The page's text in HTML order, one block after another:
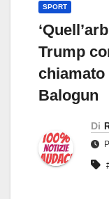
SPORT
Trump
Balogun
Di